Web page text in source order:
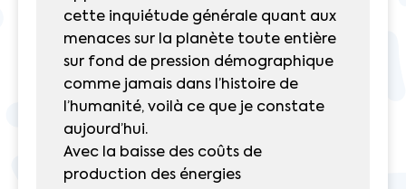
cette inquiétude générale quant aux
menaces sur la planète toute entière
sur fond de pression démographique
comme jamais dans l’histoire de
l’humanité, voilà ce que je constate
aujourd’hui.
Avec la baisse des coûts de
production des énergies